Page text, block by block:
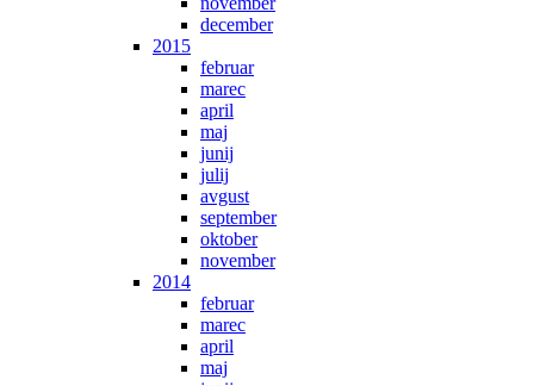
december
2015
februar
marec
april
maj
junij
julij
avgust
september
oktober
november
2014
februar
marec
april
maj